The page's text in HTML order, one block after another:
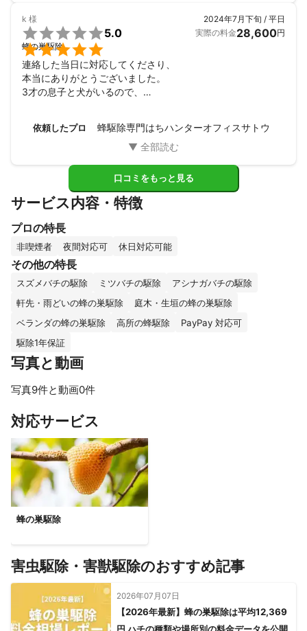
・巣が足場から3m以上（2階部分）の場所にある場合は高所作業
の追加料金が発生します。
・巣が足場から7m以上の場所にある場合は対応できない、あるい
は別途お見積もりが必要です。
内・戸袋・土の中・樹洞などの場合は、追加料金が発生いたしま
・瓦屋根からの作業など、危険作業の場合は追加料金が発生いた
・蜂の巣の直径が40cmを超える巨大巣の場合は追加料金が発生い
＜ご予約に関する注意事項＞
・前のお客様の現場が遅れる場合がございますので、ご予約時間
作業当日は出発準備が出来次第、到着予定時刻をご連絡いたしま
す。
・予約の日程候補は、なるべく日時をずらしてください。
・予約が集中し、ご希望の日時に伺えない場合がございます。そ
の場合は、チャットにて改めて日時をお伺いします。
・時間変更等はご相談いただければ可能な場合は変更いたしま
す。
これまでの実績
駆除件数は年間100〜200件以上、個人法人問わず多くのお客様に
2024年9月20日放送分　OAB大分朝日放送　ニュース＆情報ワイ
ド番組『もっと！』に当店が出演いたしました。
k 様


5.0
蜂の巣駆除
2024年7月下旬 / 平日
実際の料金28,600円
連絡した当日に対応してくださり、
本当にありがとうございました。
3才の息子と犬がいるので、
依頼したプロ 蜂駆除専門はちハンターオフィスサトウ
口コミをもっと見る
サービス内容・特徴
プロの特長
非喫煙者 夜間対応可 休日対応可能
その他の特長
スズメバチの駆除 ミツバチの駆除
アシナガバチの駆除
軒先・雨どいの蜂の巣駆除
庭木・生垣の蜂の巣駆除
ベランダの蜂の巣駆除
高所の蜂駆除
PayPay 対応可
駆除1年保証
写真と動画
写真9件と動画0件
対応サービス
蜂の巣駆除
害虫駆除・害獣駆除のおすすめ記事
2026年07月07日
【2026年最新】蜂の巣駆除は平均12,369